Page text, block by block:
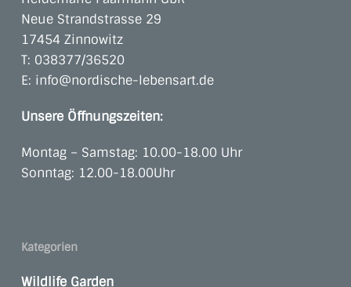
Neue Strandstrasse 29
17454 Zinnowitz
T: 038377/36520
E: info@nordische-lebensart.de
Unsere Öffnungszeiten:
Montag – Samstag: 10.00-18.00 Uhr
Sonntag: 12.00-18.00Uhr
Kategorien
Wildlife Garden